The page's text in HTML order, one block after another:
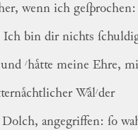
wenn ich geſprochen:
Ich bin dir nichts
/haͤtte meine Ehre,
Waͤl/der
angegriffen: ſo